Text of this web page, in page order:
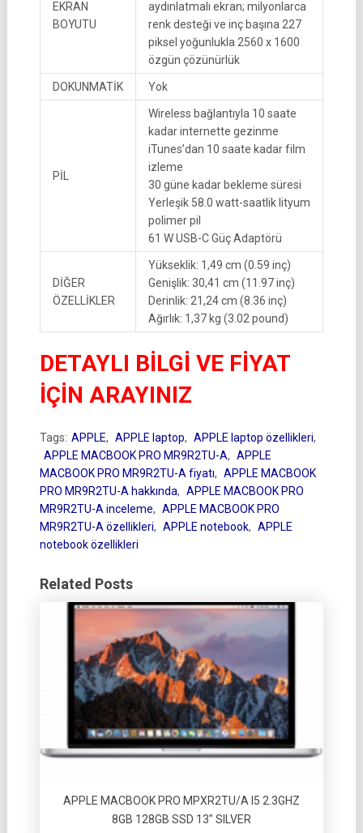
EKRAN
BOYUTU
aydınlatmalı ekran; milyonlarca
renk desteği ve inç başına 227
piksel yoğunlukla 2560 x 1600
özgün çözünürlük
DOKUNMATİK Yok
PİL
Wireless bağlantıyla 10 saate
kadar internette gezinme
iTunes’dan 10 saate kadar film
izleme
30 güne kadar bekleme süresi
Yerleşik 58.0 watt-saatlik lityum
polimer pil
61 W USB-C Güç Adaptörü
DİĞER
ÖZELLİKLER
Yükseklik: 1,49 cm (0.59 inç)
Genişlik: 30,41 cm (11.97 inç)
Derinlik: 21,24 cm (8.36 inç)
Ağırlık: 1,37 kg (3.02 pound)
DETAYLI BİLGİ VE FİYAT
İÇİN ARAYINIZ
Tags: APPLE, APPLE laptop, APPLE laptop özellikleri,
APPLE MACBOOK PRO MR9R2TU-A, APPLE
MACBOOK PRO MR9R2TU-A fiyatı, APPLE MACBOOK
PRO MR9R2TU-A hakkında, APPLE MACBOOK PRO
MR9R2TU-A inceleme, APPLE MACBOOK PRO
MR9R2TU-A özellikleri, APPLE notebook, APPLE
notebook özellikleri
Related Posts
APPLE MACBOOK PRO MPXR2TU/A I5 2.3GHZ
8GB 128GB SSD 13″ SILVER